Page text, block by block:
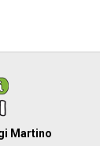
Martino